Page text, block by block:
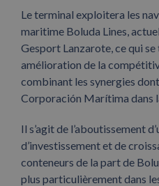
Le terminal exploitera les
maritime Boluda Lines,
Gesport Lanzarote, ce qui
amélioration de la
combinant les synergies
Corporación Marítima dans
Il s’agit de l’aboutissement
d’investissement et de
conteneurs de la part de
plus particulièrement dans